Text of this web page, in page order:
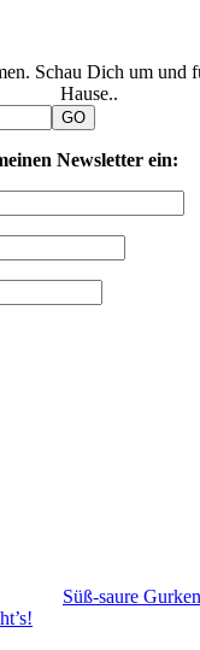
Schau Dich um und
Hause..
Newsletter ein:
Süß-saure